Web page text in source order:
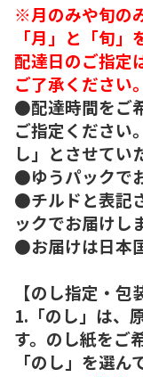
※月のみや旬の
「月」と「旬」
配達日のご指定
ご了承ください。
●配達時間をご
ご指定ください
し」とさせてい
●ゆうパックで
●チルドと表記
ックでお届けし
●お届けは日本
【のし指定・包
1.「のし」は、
す。のし紙をご
「のし」を選ん